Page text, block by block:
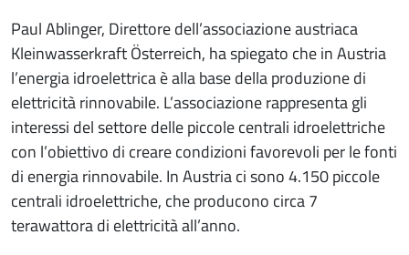
Paul Ablinger, Direttore dell’associazione austriaca
Kleinwasserkraft Österreich, ha spiegato che in Austria
l’energia idroelettrica è alla base della produzione di
elettricità rinnovabile. L’associazione rappresenta gli
interessi del settore delle piccole centrali idroelettriche
con l’obiettivo di creare condizioni favorevoli per le fonti
di energia rinnovabile. In Austria ci sono 4.150 piccole
centrali idroelettriche, che producono circa 7
terawattora di elettricità all’anno.